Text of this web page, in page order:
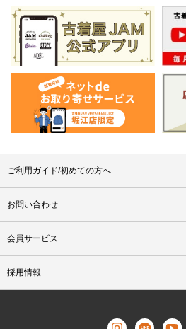
ご利用ガイド/初めての方へ
お問い合わせ
会員サービス
採用情報